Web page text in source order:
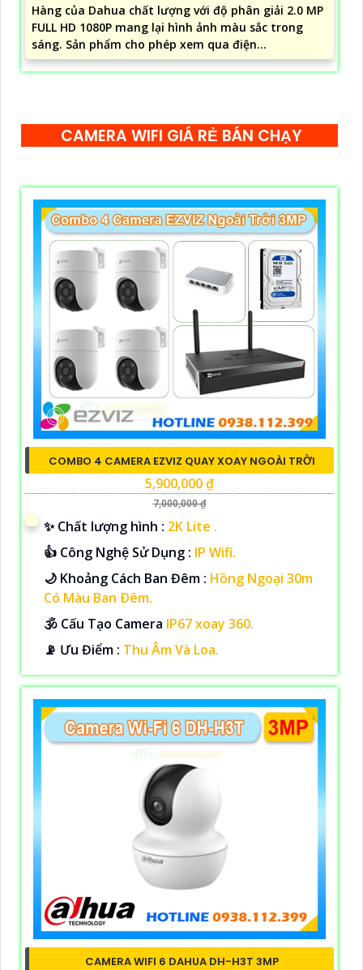
Hàng của Dahua chất lượng với độ phân giải 2.0 MP
FULL HD 1080P mang lại hình ảnh màu sắc trong
sáng. Sản phẩm cho phép xem qua điện...
CAMERA WIFI GIÁ RẺ BÁN CHẠY
COMBO 4 CAMERA EZVIZ QUAY XOAY NGOÀI TRỜI
5,900,000 ₫
7,000,000 ₫
✨ Chất lượng hình : 2K Lite .
👍 Công Nghệ Sử Dụng : IP Wifi.
🌙 Khoảng Cách Ban Đêm : Hồng Ngoại 30m
Có Màu Ban Ðêm.
🕉️ Cấu Tạo Camera IP67 xoay 360.
️📡 Ưu Điểm : Thu Âm Và Loa.
CAMERA WIFI 6 DAHUA DH-H3T 3MP